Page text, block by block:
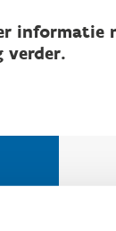
informatie
verder.